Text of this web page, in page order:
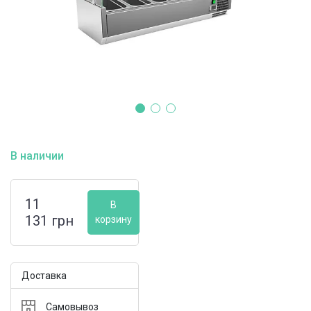
В наличии
11
131 грн
В
корзину
Доставка
Самовывоз